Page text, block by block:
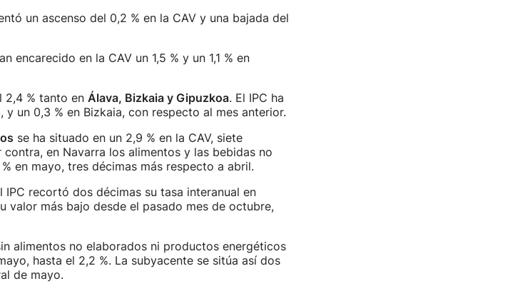
un ascenso del 0,2 % en la CAV y una bajada del
encarecido en la CAV un 1,5 % y un 1,1 % en
2,4 % tanto en Álava, Bizkaia y Gipuzkoa. El IPC ha
y un 0,3 % en Bizkaia, con respecto al mes anterior.
se ha situado en un 2,9 % en la CAV, siete
en Navarra los alimentos y las bebidas no
en mayo, tres décimas más respecto a abril.
IPC recortó dos décimas su tasa interanual en
valor más bajo desde el pasado mes de octubre,
alimentos no elaborados ni productos energéticos
hasta el 2,2 %. La subyacente se sitúa así dos
de mayo.